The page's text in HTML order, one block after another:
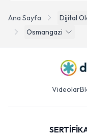
Ana Sayfa Dijital
Osmangazi
Videolar